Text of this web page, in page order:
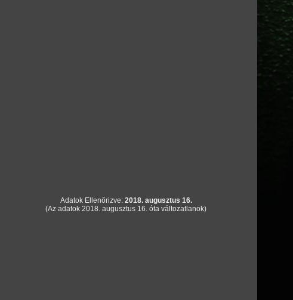
Adatok Ellenőrizve: 2018. augusztus 16.
(Az adatok 2018. augusztus 16. óta változatlanok)